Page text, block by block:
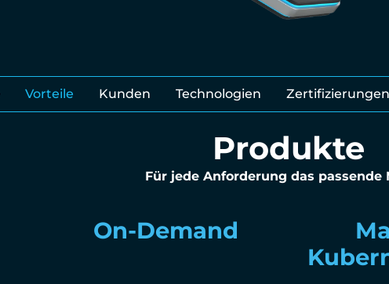
Vorteile Kunden Technologien Zertifizierungen
Produkte
Für jede Anforderung das passende
On-Demand